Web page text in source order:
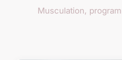
Musculation,